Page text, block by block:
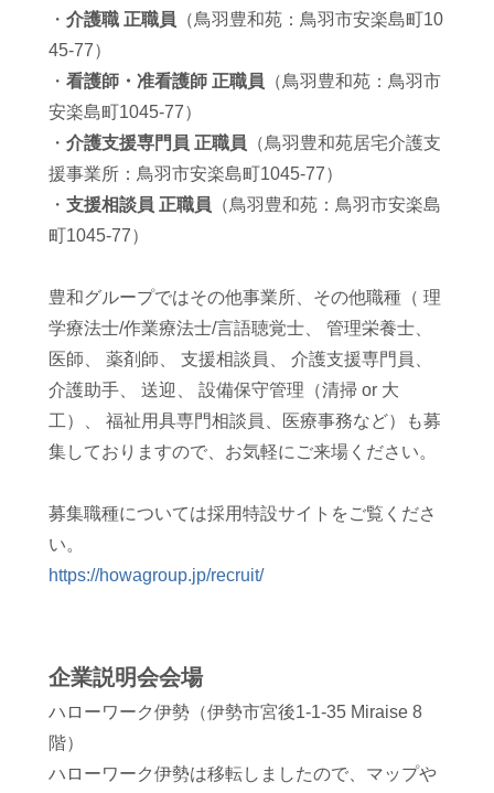
・ 介護職 正職員 （鳥羽豊和苑：鳥羽市安楽島町10
45-77）
・ 看護師・准看護師 正職員 （鳥羽豊和苑：鳥羽市
安楽島町1045-77）
・ 介護支援専門員 正職員 （鳥羽豊和苑居宅介護支
援事業所：鳥羽市安楽島町1045-77）
・ 支援相談員 正職員 （鳥羽豊和苑：鳥羽市安楽島
町1045-77）
豊和グループではその他事業所、その他職種（ 理
学療法士/作業療法士/言語聴覚士、
管理栄養士、
医師、
薬剤師、 支援相談員、
介護支援専門員、
介護助手、
送迎、
設備保守管理（清掃 or 大
工）、
福祉用具専門相談員、医療事務など）も募
集しておりますので、お気軽にご来場ください。
募集職種については採用特設サイトをご覧くださ
い。
https://howagroup.jp/recruit/
企業説明会会場
ハローワーク伊勢（伊勢市宮後1-1-35 Miraise 8
階）
ハローワーク伊勢は移転しましたので、マップや